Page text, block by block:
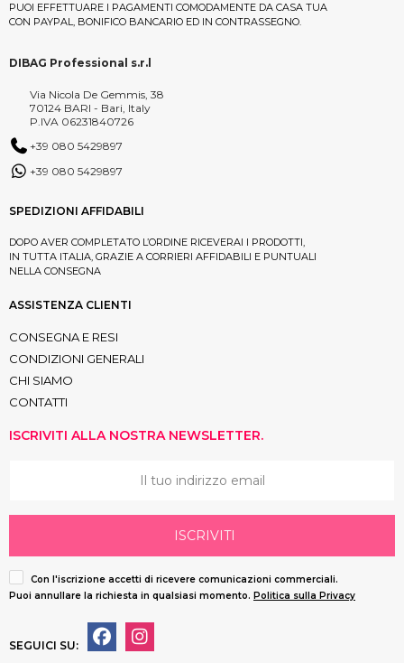
PUOI EFFETTUARE I PAGAMENTI COMODAMENTE DA CASA TUA
CON PAYPAL, BONIFICO BANCARIO ED IN CONTRASSEGNO.
DIBAG Professional s.r.l
Via Nicola De Gemmis, 38
70124 BARI - Bari, Italy
P.IVA 06231840726
+39 080 5429897
+39 080 5429897
SPEDIZIONI AFFIDABILI
DOPO AVER COMPLETATO L’ORDINE RICEVERAI I PRODOTTI,
IN TUTTA ITALIA, GRAZIE A CORRIERI AFFIDABILI E PUNTUALI
NELLA CONSEGNA
ASSISTENZA CLIENTI
CONSEGNA E RESI
CONDIZIONI GENERALI
CHI SIAMO
CONTATTI
ISCRIVITI ALLA NOSTRA NEWSLETTER.
ISCRIVITI
Con l'iscrizione accetti di ricevere comunicazioni commerciali.
Puoi annullare la richiesta in qualsiasi momento. Politica sulla Privacy
SEGUICI SU: